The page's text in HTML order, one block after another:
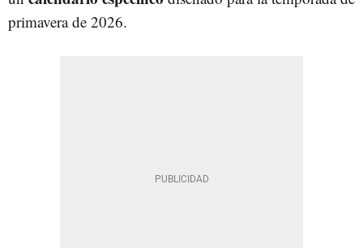
primavera de 2026.